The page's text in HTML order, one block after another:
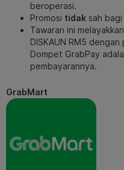
beroperasi.
Promosi tidak sah
Tawaran ini
DISKAUN RM5
Dompet GrabPay
pembayarannya.
GrabMart